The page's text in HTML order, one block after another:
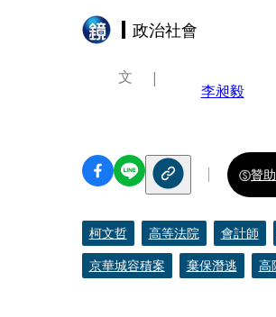
政治社會
文
李昶毅
贊
柯文哲 高等法院 會計師
京華城容積案
棄保潛逃 高